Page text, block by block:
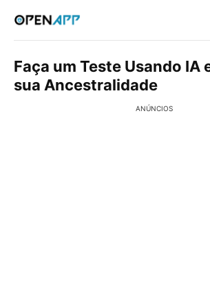
Faça um Teste Usando IA
sua Ancestralidade
ANÚNCIOS